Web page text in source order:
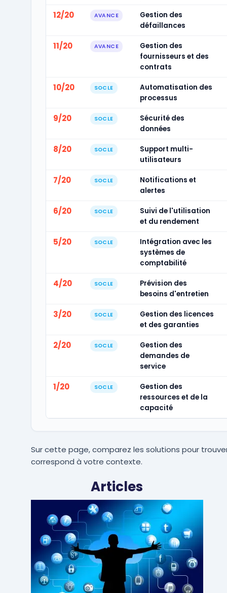
12/20 AVANCE
Gestion des
défaillances
11/20 AVANCE
Gestion des
fournisseurs et des
contrats
10/20 SOCLE
Automatisation des
processus
9/20 SOCLE
Sécurité des
données
8/20 SOCLE
Support multi-
utilisateurs
7/20 SOCLE
Notifications et
alertes
6/20 SOCLE
Suivi de l'utilisation
et du rendement
5/20 SOCLE
Intégration avec les
systèmes de
comptabilité
4/20 SOCLE
Prévision des
besoins d'entretien
3/20 SOCLE
Gestion des licences
et des garanties
2/20 SOCLE
Gestion des
demandes de
service
1/20 SOCLE
Gestion des
ressources et de la
capacité
Sur cette page, comparez les solutions pour
correspond à votre contexte.
Articles